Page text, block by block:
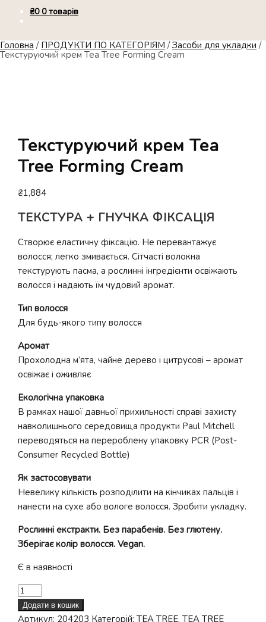
₴0 0 товарів
Головна / ПРОДУКТИ ПО КАТЕГОРІЯМ /Засоби для укладки /
Текстуруючий крем Tea Tree Forming Cream
Текстуруючий крем Tea
Tree Forming Cream
₴1,884
ТЕКСТУРА + ГНУЧКА ФІКСАЦІЯ
Створює еластичну фіксацію. Не перевантажує
волосся; легко змивається. Сітчасті волокна
текстурують пасма, а рослинні інгредієнти освіжають
волосся і надають їм чудовий аромат.
Тип волосся
Для будь-якого типу волосся
Аромат
Прохолодна м’ята, чайне дерево і цитрусові – аромат
освіжає і оживляє
Екологічна упаковка
В рамках нашої давньої прихильності справі захисту
навколишнього середовища продукти Paul Mitchell
переводяться на перероблену упаковку PCR (Post-
Consumer Recycled Bottle)
Як застосовувати
Невелику кількість розподілити на кінчиках пальців і
нанести на сухе або вологе волосся. Зробити укладку.
Рослинні екстракти. Без парабенів. Без глютену.
Зберігає колір волосся. Vegan.
Є в наявності
Текстуруючий
крем
Tea
Додати в кошик
Артикул: 204203 Категорій: TEA TREE, TEA TREE